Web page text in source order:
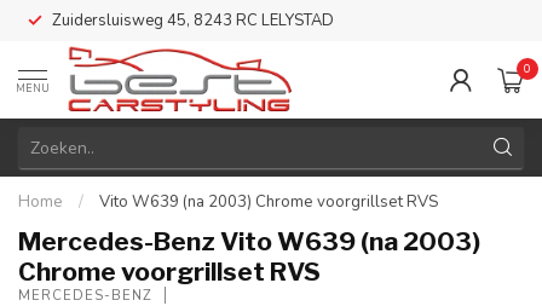
Zuidersluisweg 45, 8243 RC LELYSTAD
MENU
0
Home / Vito W639 (na 2003) Chrome voorgrillset RVS
Mercedes-Benz Vito W639 (na 2003)
Chrome voorgrillset RVS
MERCEDES-BENZ